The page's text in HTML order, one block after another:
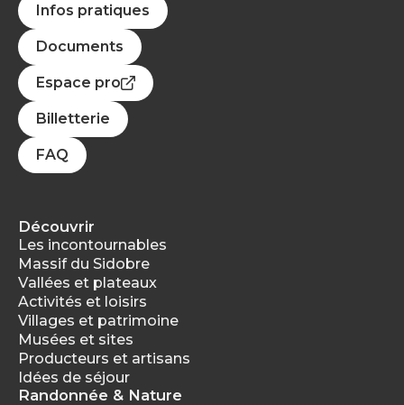
Infos pratiques
Documents
Espace pro
Billetterie
FAQ
Découvrir
Les incontournables
Massif du Sidobre
Vallées et plateaux
Activités et loisirs
Villages et patrimoine
Musées et sites
Producteurs et artisans
Idées de séjour
Randonnée & Nature